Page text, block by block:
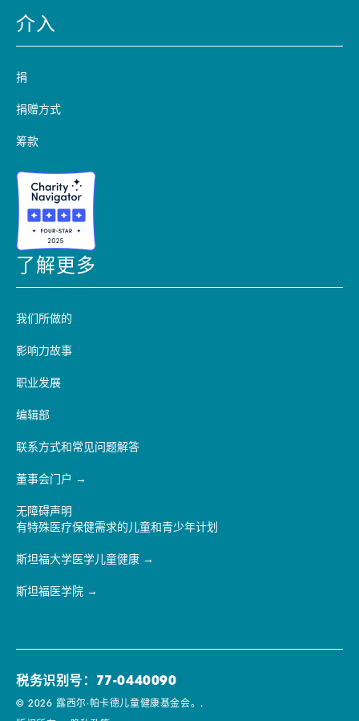
介入
捐
捐赠方式
筹款
了解更多
我们所做的
影响力故事
职业发展
编辑部
联系方式和常见问题解答
董事会门户
无障碍声明
有特殊医疗保健需求的儿童和青少年计划
斯坦福大学医学儿童健康
斯坦福医学院
税务识别号：77-0440090
© 2026 露西尔·帕卡德儿童健康基金会。.